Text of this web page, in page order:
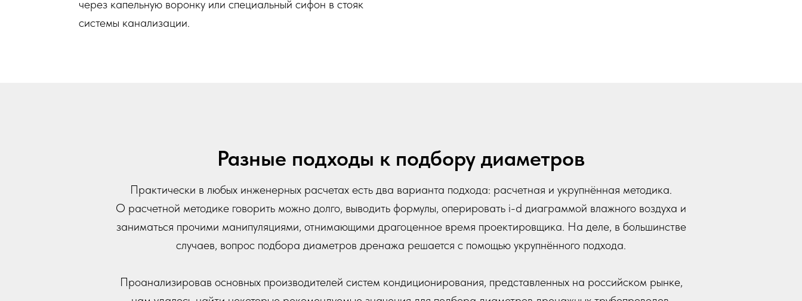
через капельную воронку или специальный сифон в стояк
системы канализации.
Разные подходы к подбору диаметров
Практически в любых инженерных расчетах есть два варианта подхода: расчетная и укрупнённая методика.
О расчетной методике говорить можно долго, выводить формулы, оперировать i-d диаграммой влажного воздуха и
заниматься прочими манипуляциями, отнимающими драгоценное время проектировщика. На деле, в большинстве
случаев, вопрос подбора диаметров дренажа решается с помощью укрупнённого подхода.
Проанализировав основных производителей систем кондиционирования, представленных на российском рынке,